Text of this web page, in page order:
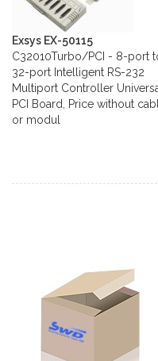
Exsys EX-50115
C32010Turbo/PCI - 8-port
32-port Intelligent RS-232
Multiport Controller
PCI Board, Price without
or modul